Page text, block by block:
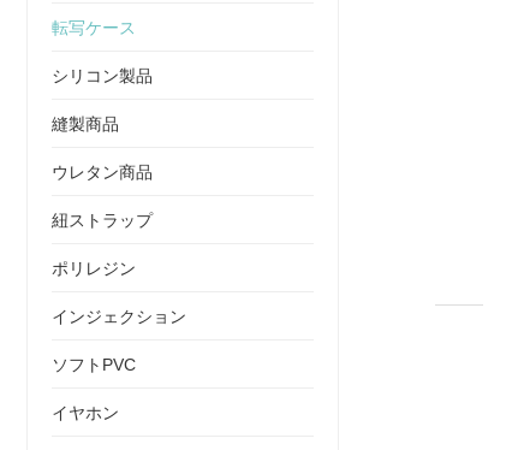
転写ケース
シリコン製品
縫製商品
ウレタン商品
紐ストラップ
ポリレジン
インジェクション
ソフトPVC
イヤホン